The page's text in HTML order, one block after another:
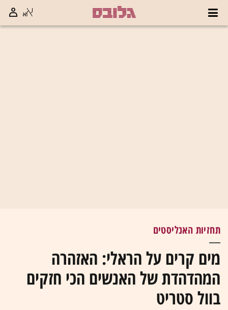
תחזיות האנליסטים
מים קרים על הראלי: האזהרה
המהדהדת של האנשים הכי חזקים
בוול סטריט